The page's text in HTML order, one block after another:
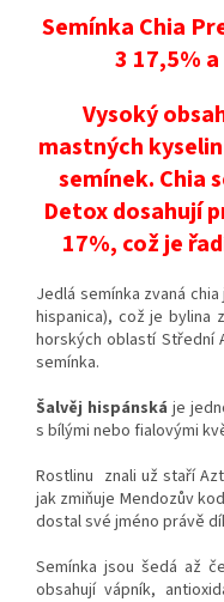
Semínka Chia
3 17,5%
Vysoký
mastných
semínek. Chia
Detox dosahují
17%, což je
Jedlá semínka zvaná
hispanica), což je bylina
horských oblastí Střední
semínka.
Šalvěj hispánská je
s bílými nebo fialovými
Rostlinu znali už staří
jak zmiňuje Mendozův
dostal své jméno právě
Semínka jsou šedá až
obsahují vápník,